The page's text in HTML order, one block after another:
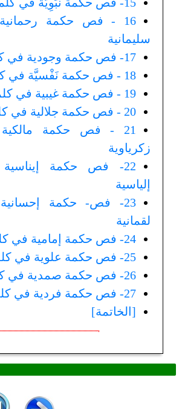
16 - فص حكمة
سليمانية
17- فص حكمة وجودية في كلمة داودية
18 - فص حكمة نَفْسيَّة في كلمة يونُسية
19 - فص حكمة غيبية في كلمة أَيوبية
20 - فص حكمة جلالية في كلمة يحيوية
21 - فص حكمة
زكرياوية
22- فص حكمة
إلياسية
23- فص- حكمة
لقمانية
24- فص حكمة إمامية في كلمة هارونية
25- فص حكمة علوية في كلمة موسوية
26- فص حكمة صمدية في كلمة خالدية
27- فص حكمة فردية في كلمة محمدية
[الخاتمة]